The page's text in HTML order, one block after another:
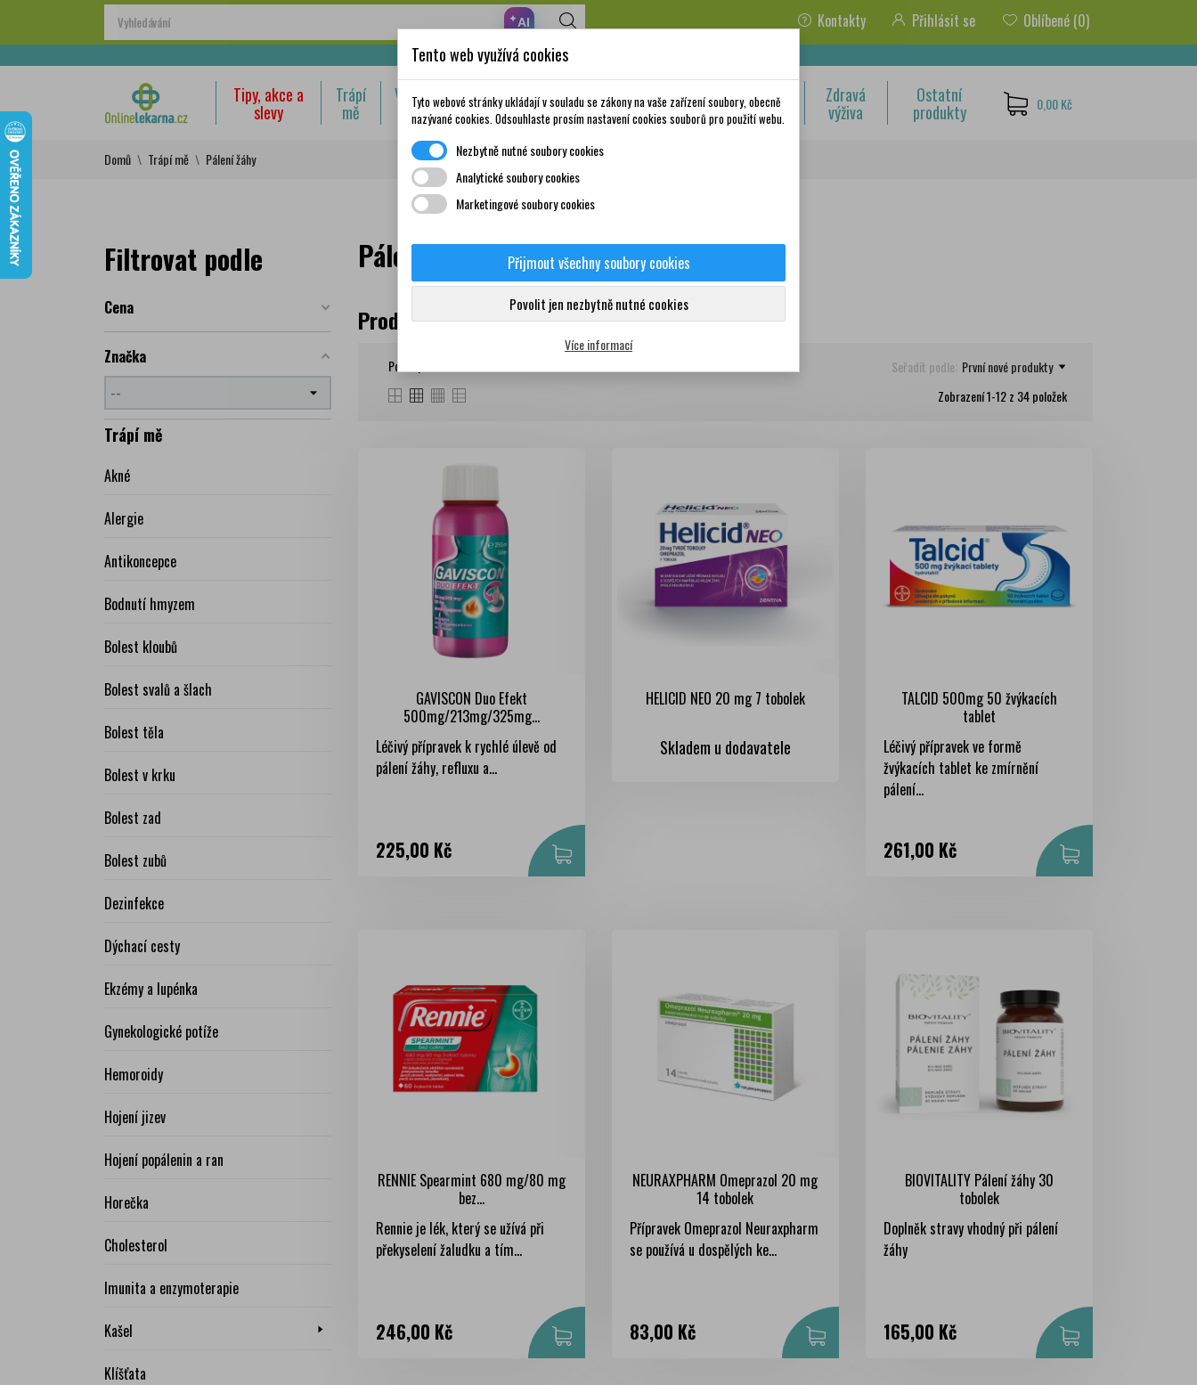
✦AI Kontakty Přihlásit se Oblíbené (0)
Nakupte za 999,- Kč a získáte dopravu zdarma!
Tipy, akce a
slevy
Trápí
mě
Volně prodejné
léky
Doplňky stravy a
vitamíny
Matka a
dítě
Krása a
péče
Zdravá
výživa
Ostatní
produkty 0,00 Kč
Domů Trápí mě Pálení žáhy
Filtrovat podle
Cena
Značka
Trápí mě
Akné
Alergie
Antikoncepce
Bodnutí hmyzem
Bolest kloubů
Bolest svalů a šlach
Bolest těla
Bolest v krku
Bolest zad
Bolest zubů
Dezinfekce
Dýchací cesty
Ekzémy a lupénka
Gynekologické potíže
Hemoroidy
Hojení jizev
Hojení popálenin a ran
Horečka
Cholesterol
Imunita a enzymoterapie
Kašel
Klíšťata
Pálení žáhy
Produkty
Počet produktů: 34 Seřadit podle: První nové produkty
Zobrazení 1-12 z 34 položek
GAVISCON Duo Efekt
500mg/213mg/325mg...
Léčivý přípravek k rychlé úlevě od
pálení žáhy, refluxu a...
Cena
225,00 Kč
HELICID NEO 20 mg 7 tobolek
Skladem u dodavatele
TALCID 500mg 50 žvýkacích
tablet
Léčivý přípravek ve formě
žvýkacích tablet ke zmírnění
pálení...
Cena
261,00 Kč
RENNIE Spearmint 680 mg/80 mg
bez...
Rennie je lék, který se užívá při
překyselení žaludku a tím...
Cena
246,00 Kč
NEURAXPHARM Omeprazol 20 mg
14 tobolek
Přípravek Omeprazol Neuraxpharm
se používá u dospělých ke...
Cena
83,00 Kč
BIOVITALITY Pálení žáhy 30
tobolek
Doplněk stravy vhodný při pálení
žáhy
Cena
165,00 Kč
Tento web využívá cookies
Tyto webové stránky ukládají v souladu se zákony na vaše zařízení soubory, obecně
nazývané cookies. Odsouhlaste prosím nastavení cookies souborů pro použití webu.
Nezbytně nutné soubory cookies
Analytické soubory cookies
Marketingové soubory cookies
Přijmout všechny soubory cookies
Povolit jen nezbytně nutné cookies
Více informací